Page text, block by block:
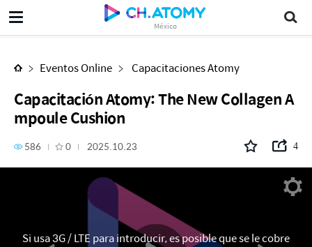
México
Eventos Online Capacitaciones Atomy
Capacitación Atomy: The New Collagen A
mpoule Cushion
586 0 2025.10.23 4
Si usa 3G / LTE para introducir, es posible que se le cobre